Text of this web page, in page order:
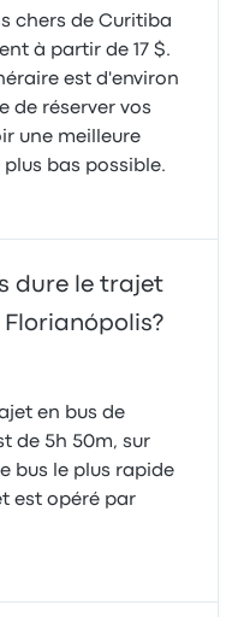
chers de Curitiba
à partir de 17 $.
est d'environ
de réserver vos
une meilleure
bas possible.
dure le trajet
en bus de
de 5h 50m, sur
bus le plus rapide
est opéré par